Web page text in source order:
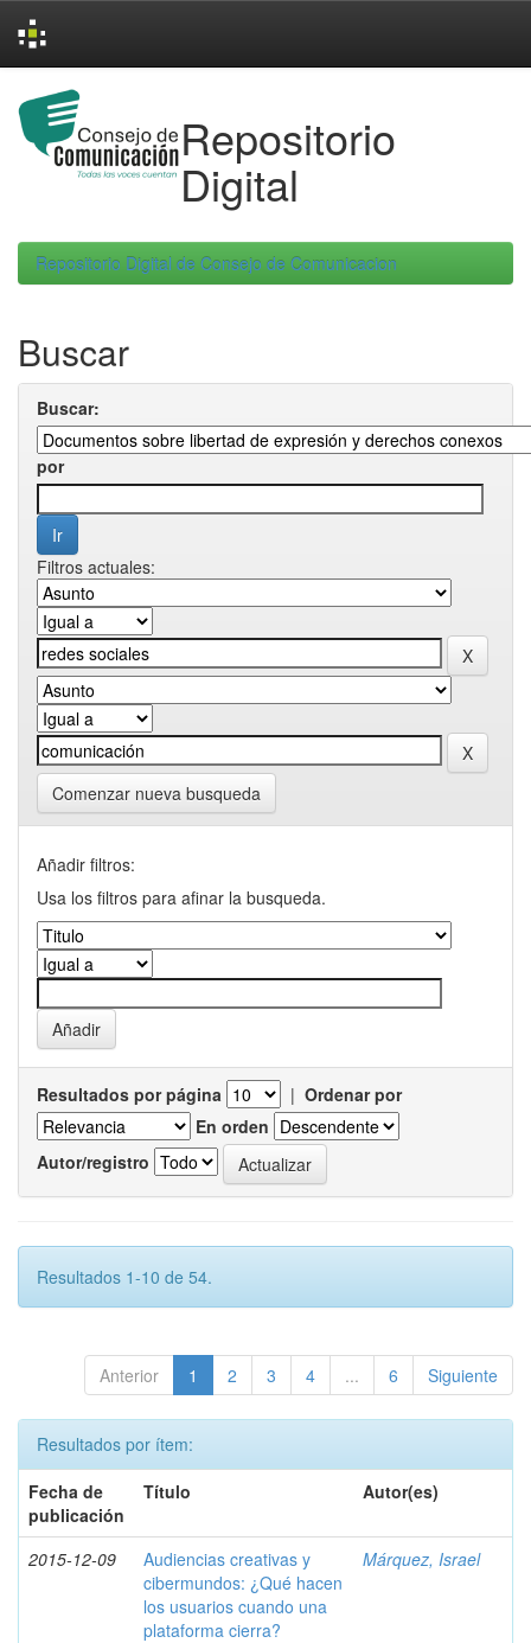
navigation
Repositorio
Digital
Repositorio Digital de Consejo de Comunicacion
Buscar
Buscar:
por
Filtros actuales:
Comenzar nueva busqueda
Añadir filtros:
Usa los filtros para afinar la busqueda.
Resultados por página | Ordenar por
En orden
Autor/registro
Resultados 1-10 de 54.
Anterior 1 2 3 4 ... 6 Siguiente
Resultados por ítem:
Fecha de
publicación
Título Autor(es)
2015-12-09
Audiencias creativas y
cibermundos: ¿Qué hacen
los usuarios cuando una
plataforma cierra?
Márquez, Israel